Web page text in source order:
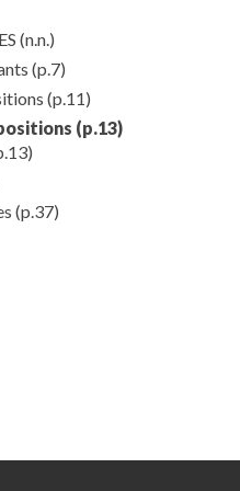
(n.n.)
(p.7)
(p.11)
(p.13)
(p.37)